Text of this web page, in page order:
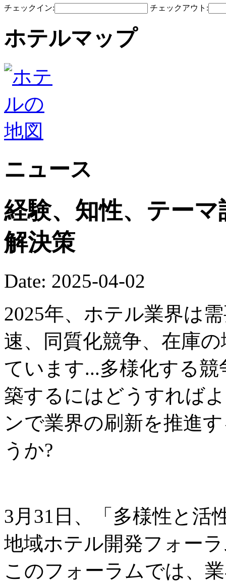
チェックイン: チェックアウト:
ホテルマップ
ニュース
経験、知性、テー
解決策
Date: 2025-04-02
2025年、ホテル業界は
速、同質化競争、在庫
ています...多様化する
築するにはどうすれば
ンで業界の刷新を推進
うか?
3月31日、「多様性と活
地域ホテル開発フォー
このフォーラムでは、